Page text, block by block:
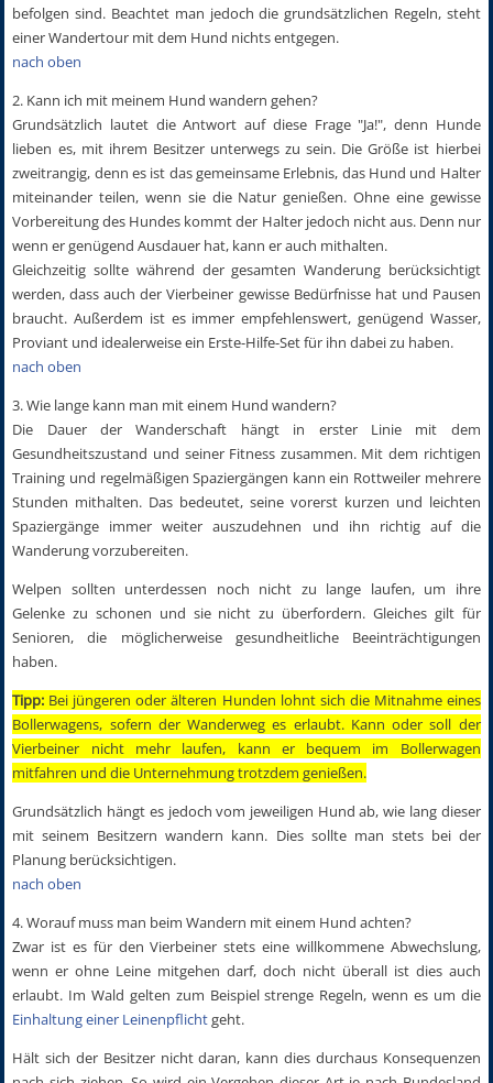
befolgen sind. Beachtet man jedoch die grundsätzlichen Regeln, steht
einer Wandertour mit dem Hund nichts entgegen.
nach oben
2. Kann ich mit meinem Hund wandern gehen?
Grundsätzlich lautet die Antwort auf diese Frage "Ja!", denn Hunde
lieben es, mit ihrem Besitzer unterwegs zu sein. Die Größe ist hierbei
zweitrangig, denn es ist das gemeinsame Erlebnis, das Hund und Halter
miteinander teilen, wenn sie die Natur genießen. Ohne eine gewisse
Vorbereitung des Hundes kommt der Halter jedoch nicht aus. Denn nur
wenn er genügend Ausdauer hat, kann er auch mithalten.
Gleichzeitig sollte während der gesamten Wanderung berücksichtigt
werden, dass auch der Vierbeiner gewisse Bedürfnisse hat und Pausen
braucht. Außerdem ist es immer empfehlenswert, genügend Wasser,
Proviant und idealerweise ein Erste-Hilfe-Set für ihn dabei zu haben.
nach oben
3. Wie lange kann man mit einem Hund wandern?
Die Dauer der Wanderschaft hängt in erster Linie mit dem
Gesundheitszustand und seiner Fitness zusammen. Mit dem richtigen
Training und regelmäßigen Spaziergängen kann ein Rottweiler mehrere
Stunden mithalten. Das bedeutet, seine vorerst kurzen und leichten
Spaziergänge immer weiter auszudehnen und ihn richtig auf die
Wanderung vorzubereiten.
Welpen sollten unterdessen noch nicht zu lange laufen, um ihre
Gelenke zu schonen und sie nicht zu überfordern. Gleiches gilt für
Senioren, die möglicherweise gesundheitliche Beeinträchtigungen
haben.
Tipp: Bei jüngeren oder älteren Hunden lohnt sich die Mitnahme eines
Bollerwagens, sofern der Wanderweg es erlaubt. Kann oder soll der
Vierbeiner nicht mehr laufen, kann er bequem im Bollerwagen
mitfahren und die Unternehmung trotzdem genießen.
Grundsätzlich hängt es jedoch vom jeweiligen Hund ab, wie lang dieser
mit seinem Besitzern wandern kann. Dies sollte man stets bei der
Planung berücksichtigen.
nach oben
4. Worauf muss man beim Wandern mit einem Hund achten?
Zwar ist es für den Vierbeiner stets eine willkommene Abwechslung,
wenn er ohne Leine mitgehen darf, doch nicht überall ist dies auch
erlaubt. Im Wald gelten zum Beispiel strenge Regeln, wenn es um die
Einhaltung einer Leinenpflichtgeht.
Hält sich der Besitzer nicht daran, kann dies durchaus Konsequenzen